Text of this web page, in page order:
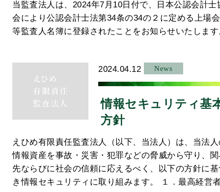
当監査法人は、2024年7月10日付で、日本公認会計士
会により公認会計士法第34条の34の２に定める上場
等監査人名簿に登録されたことをお知らせいたしま
2024.04.12 News
情報セキュリティ基
方針
えひめ有限責任監査法人（以下、当法人）は、当法
情報資産を事故・災害・犯罪などの脅威から守り、
先ならびに社会の信頼に応えるべく、以下の方針に
き情報セキュリティに取り組みます。 １．最高経営